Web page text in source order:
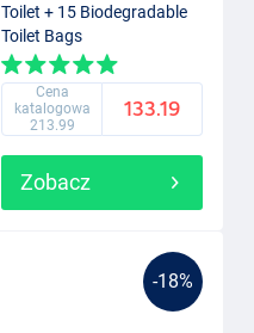
Toilet + 15 Biodegradable
Toilet Bags
Cena
katalogowa
213.99
133.19
Zobacz
-18%